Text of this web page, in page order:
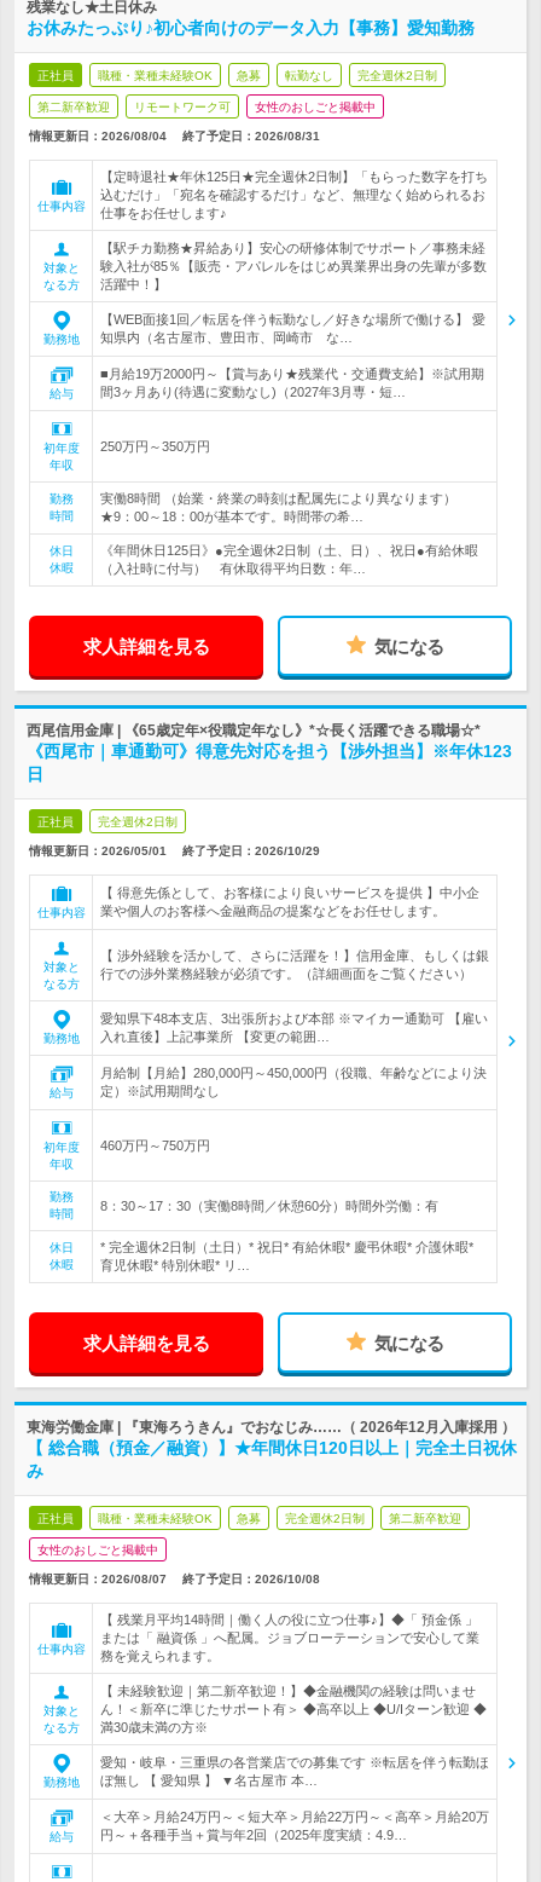
残業なし★土日休み
お休みたっぷり♪初心者向けのデータ入力【事務】愛知勤務
正社員 職種・業種未経験OK 急募 転勤なし 完全週休2日制
第二新卒歓迎 リモートワーク可 女性のおしごと掲載中
情報更新日：2026/08/04 終了予定日： 2026/08/31
仕事内容
【定時退社★年休125日★完全週休2日制】「もらった数字を打ち
込むだけ」「宛名を確認するだけ」など、無理なく始められるお
仕事をお任せします♪
対象と
なる方
【駅チカ勤務★昇給あり】安心の研修体制でサポート／事務未経
験入社が85％【販売・アパレルをはじめ異業界出身の先輩が多数
活躍中！】
勤務地
【WEB面接1回／転居を伴う転勤なし／好きな場所で働ける】 愛
知県内（名古屋市、豊田市、岡崎市 な…
給与
■月給19万2000円～【賞与あり★残業代・交通費支給】※試用期
間3ヶ月あり(待遇に変動なし)（2027年3月専・短…
初年度
年収
250万円～350万円
勤務
時間
実働8時間 （始業・終業の時刻は配属先により異なります）
★9：00～18：00が基本です。時間帯の希…
休日
休暇
《年間休日125日》●完全週休2日制（土、日）、祝日●有給休暇
（入社時に付与） 有休取得平均日数：年…
求人詳細を見る 気になる
西尾信用金庫 | 《65歳定年×役職定年なし》*☆長く活躍できる職場☆*
《西尾市｜車通勤可》得意先対応を担う【渉外担当】※年休123
日
正社員 完全週休2日制
情報更新日：2026/05/01 終了予定日： 2026/10/29
仕事内容
【 得意先係として、お客様により良いサービスを提供 】中小企
業や個人のお客様へ金融商品の提案などをお任せします。
対象と
なる方
【 渉外経験を活かして、さらに活躍を！】信用金庫、もしくは銀
行での渉外業務経験が必須です。（詳細画面をご覧ください）
勤務地
愛知県下48本支店、3出張所および本部 ※マイカー通勤可 【雇い
入れ直後】上記事業所 【変更の範囲…
給与
月給制【月給】280,000円～450,000円（役職、年齢などにより決
定）※試用期間なし
初年度
年収
460万円～750万円
勤務
時間
8：30～17：30（実働8時間／休憩60分）時間外労働：有
休日
休暇
* 完全週休2日制（土日）* 祝日* 有給休暇* 慶弔休暇* 介護休暇*
育児休暇* 特別休暇* リ…
求人詳細を見る 気になる
東海労働金庫 | 『東海ろうきん』でおなじみ……（ 2026年12月入庫採用 ）
【 総合職（預金／融資）】★年間休日120日以上｜完全土日祝休
み
正社員 職種・業種未経験OK 急募 完全週休2日制 第二新卒歓迎
女性のおしごと掲載中
情報更新日：2026/08/07 終了予定日： 2026/10/08
仕事内容
【 残業月平均14時間｜働く人の役に立つ仕事♪】◆「 預金係 」
または「 融資係 」へ配属。ジョブローテーションで安心して業
務を覚えられます。
対象と
なる方
【 未経験歓迎｜第二新卒歓迎！】◆金融機関の経験は問いませ
ん！＜新卒に準じたサポート有＞ ◆高卒以上 ◆U/Iターン歓迎 ◆
満30歳未満の方※
勤務地
愛知・岐阜・三重県の各営業店での募集です ※転居を伴う転勤ほ
ぼ無し 【 愛知県 】 ▼名古屋市 本…
給与
＜大卒＞月給24万円～＜短大卒＞月給22万円～＜高卒＞月給20万
円～＋各種手当＋賞与年2回（2025年度実績：4.9…